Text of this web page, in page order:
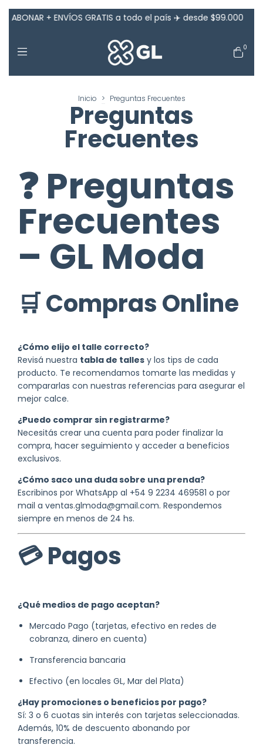
ABONAR + ENVÍOS GRATIS a todo el país ✈️ desde $99.000
0
Inicio > Preguntas Frecuentes
Preguntas
Frecuentes
❓ Preguntas
Frecuentes
– GL Moda
🛒 Compras Online
¿Cómo elijo el talle correcto?
Revisá nuestra tabla de talles y los tips de cada
producto. Te recomendamos tomarte las medidas y
compararlas con nuestras referencias para asegurar el
mejor calce.
¿Puedo comprar sin registrarme?
Necesitás crear una cuenta para poder finalizar la
compra, hacer seguimiento y acceder a beneficios
exclusivos.
¿Cómo saco una duda sobre una prenda?
Escribinos por WhatsApp al +54 9 2234 469581 o por
mail a ventas.glmoda@gmail.com. Respondemos
siempre en menos de 24 hs.
💳 Pagos
¿Qué medios de pago aceptan?
Mercado Pago (tarjetas, efectivo en redes de
cobranza, dinero en cuenta)
Transferencia bancaria
Efectivo (en locales GL, Mar del Plata)
¿Hay promociones o beneficios por pago?
Sí: 3 o 6 cuotas sin interés con tarjetas seleccionadas.
Además, 10% de descuento abonando por
transferencia.